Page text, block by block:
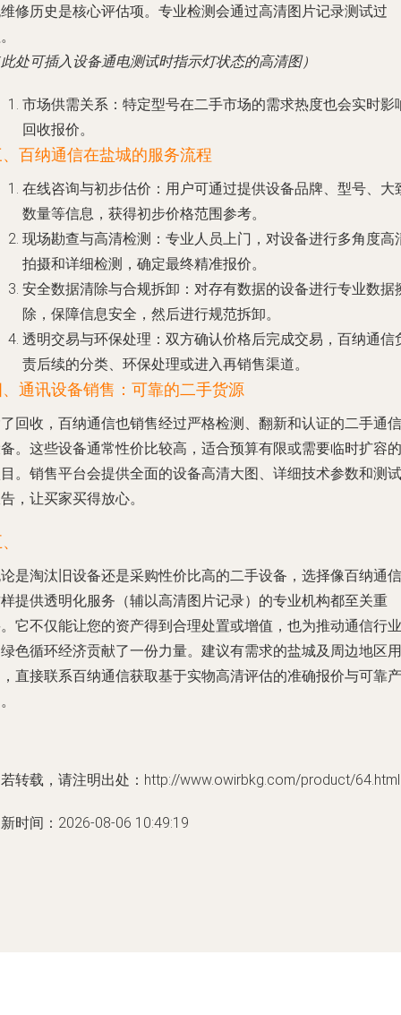
修历史是核心评估项。专业检测会通过高清图片记录测试过
处可插入设备通电测试时指示灯状态的高清图）
市场供需关系 ：特定型号在二手市场的需求热度也会实时影
回收报价。
百纳通信在盐城的服务流程
在线咨询与初步估价 ：用户可通过提供设备品牌、型号、大
数量等信息，获得初步价格范围参考。
现场勘查与高清检测 ：专业人员上门，对设备进行多角度高
拍摄和详细检测，确定最终精准报价。
安全数据清除与合规拆卸 ：对存有数据的设备进行专业数据
除，保障信息安全，然后进行规范拆卸。
透明交易与环保处理 ：双方确认价格后完成交易，百纳通信
责后续的分类、环保处理或进入再销售渠道。
通讯设备销售：可靠的二手货源
回收，百纳通信也销售经过严格检测、翻新和认证的二手通信
。这些设备通常性价比较高，适合预算有限或需要临时扩容的
。销售平台会提供全面的设备高清大图、详细技术参数和测试
，让买家买得放心。
是淘汰旧设备还是采购性价比高的二手设备，选择像百纳通信
提供透明化服务（辅以高清图片记录）的专业机构都至关重
它不仅能让您的资产得到合理处置或增值，也为推动通信行业
色循环经济贡献了一份力量。建议有需求的盐城及周边地区用
直接联系百纳通信获取基于实物高清评估的准确报价与可靠产
转载，请注明出处：http://www.owirbkg.com/product/64.html
时间：2026-08-06 10:49:19